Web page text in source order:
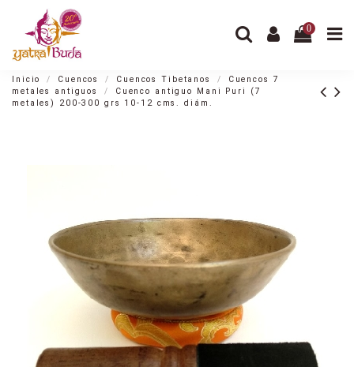
0
Inicio Cuencos Cuencos Tibetanos
Cuencos 7
metales antiguos
Cuenco antiguo Mani Puri (7
metales) 200-300 grs 10-12 cms. diám.